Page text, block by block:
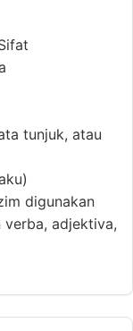
tunjuk, atau
digunakan
verba, adjektiva,